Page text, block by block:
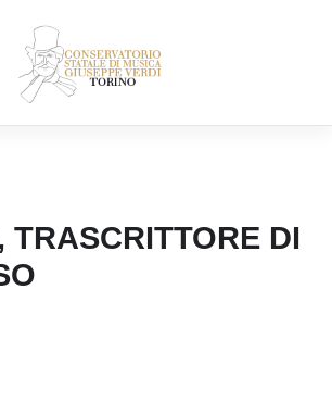
TRASCRITTORE DI